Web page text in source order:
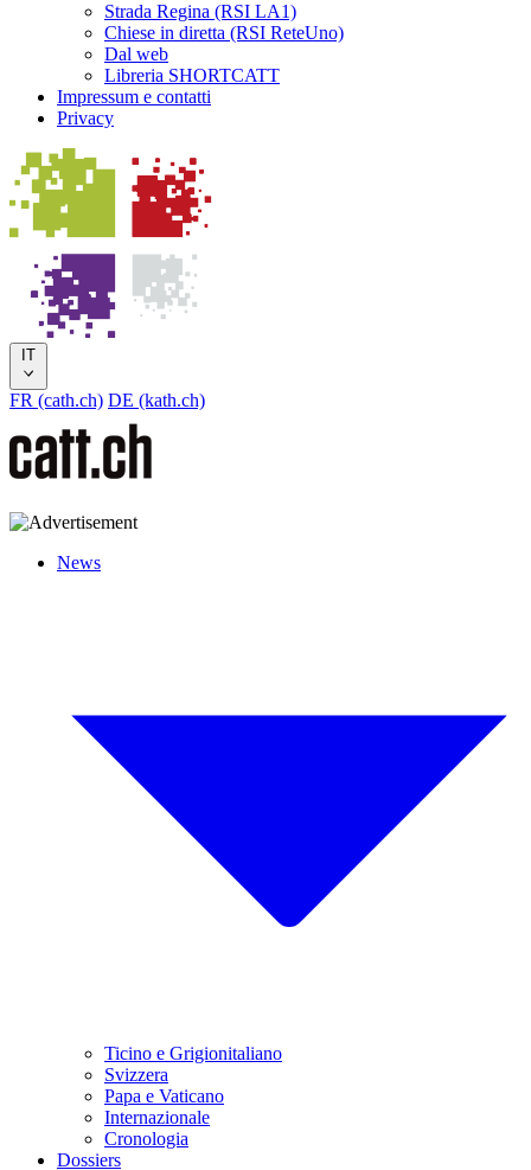
Strada Regina (RSI LA1)
Chiese in diretta (RSI ReteUno)
Dal web
Libreria SHORTCATT
Impressum e contatti
Privacy
IT
FR (cath.ch) DE (kath.ch)
News
Ticino e Grigionitaliano
Svizzera
Papa e Vaticano
Internazionale
Cronologia
Dossiers